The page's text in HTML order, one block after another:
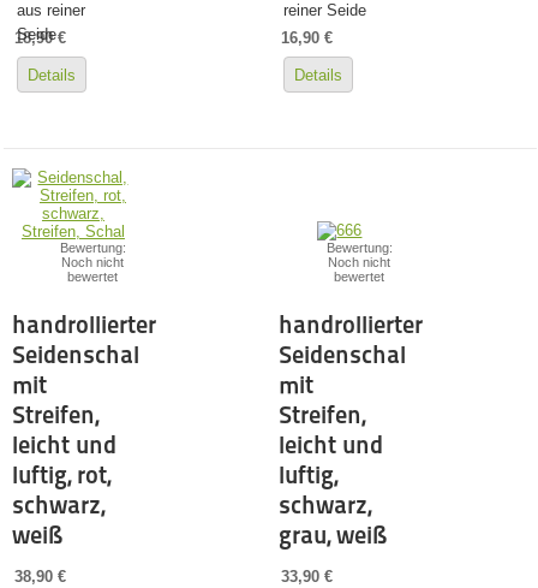
aus reiner
Seide
18,90 €
Details
reiner Seide
16,90 €
Details
Bewertung:
Noch nicht
bewertet
handrollierter
Seidenschal
mit
Streifen,
leicht und
luftig, rot,
schwarz,
weiß
38,90 €
Bewertung:
Noch nicht
bewertet
handrollierter
Seidenschal
mit
Streifen,
leicht und
luftig,
schwarz,
grau, weiß
33,90 €